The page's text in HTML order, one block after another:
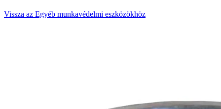
Vissza az Egyéb munkavédelmi eszközökhöz